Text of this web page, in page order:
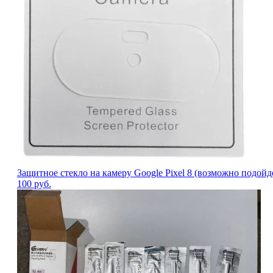
Защитное стекло на камеру Google Pixel 8 (возможно
100 руб.